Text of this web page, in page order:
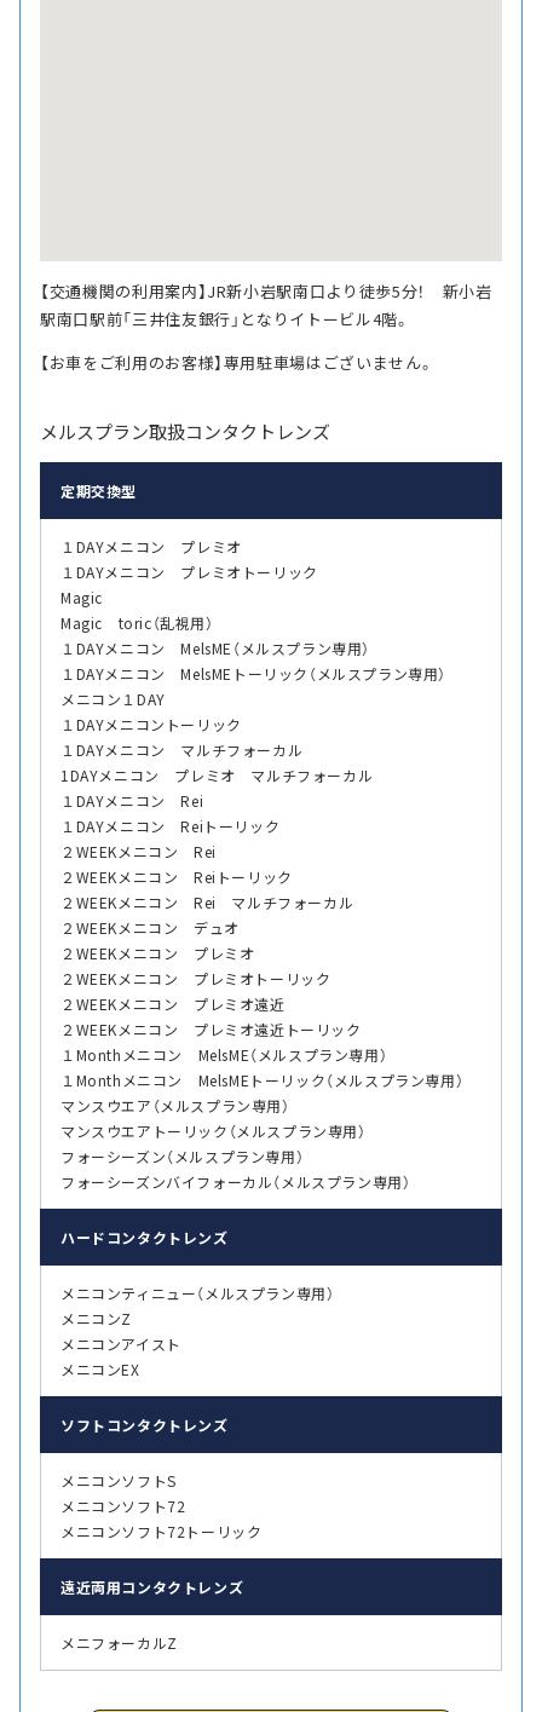
【交通機関の利用案内】JR新小岩駅南口より徒歩5分！ 新小岩
駅南口駅前「三井住友銀行」となりイトービル4階。
【お車をご利用のお客様】専用駐車場はございません。
メルスプラン取扱コンタクトレンズ
定期交換型
１DAYメニコン プレミオ
１DAYメニコン プレミオトーリック
Magic
Magic toric（乱視用）
１DAYメニコン MelsME（メルスプラン専用）
１DAYメニコン MelsMEトーリック（メルスプラン専用）
メニコン１DAY
１DAYメニコントーリック
１DAYメニコン マルチフォーカル
1DAYメニコン プレミオ マルチフォーカル
１DAYメニコン Rei
１DAYメニコン Reiトーリック
２WEEKメニコン Rei
２WEEKメニコン Reiトーリック
２WEEKメニコン Rei マルチフォーカル
２WEEKメニコン デュオ
２WEEKメニコン プレミオ
２WEEKメニコン プレミオトーリック
２WEEKメニコン プレミオ遠近
２WEEKメニコン プレミオ遠近トーリック
１Monthメニコン MelsME（メルスプラン専用）
１Monthメニコン MelsMEトーリック（メルスプラン専用）
マンスウエア（メルスプラン専用）
マンスウエアトーリック（メルスプラン専用）
フォーシーズン（メルスプラン専用）
フォーシーズンバイフォーカル（メルスプラン専用）
ハード コンタクトレンズ
メニコンティニュー（メルスプラン専用）
メニコンZ
メニコンアイスト
メニコンEX
ソフト コンタクトレンズ
メニコンソフトS
メニコンソフト72
メニコンソフト72トーリック
遠近両用コンタクトレンズ
メニフォーカルZ